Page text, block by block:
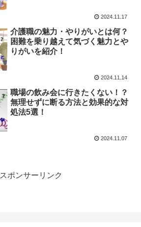
2024.11.17
介護職の魅力・やりがいとは何？
困難を乗り越えて気づく魅力とや
りがいを紹介！
2024.11.14
職場の飲み会に行きたくない！？
無理せずに断る方法と効果的な対
処法5選！
2024.11.07
スポンサーリンク